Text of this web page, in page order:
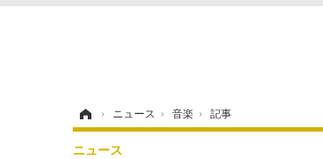
› ニュース › 音楽 › 記事
ニュース